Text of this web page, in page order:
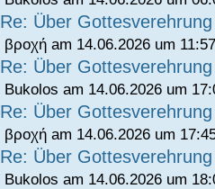
Re: Über Gottesverehrung
βροχή am 14.06.2026 um
Re: Über Gottesverehrung
Bukolos am 14.06.2026 um
Re: Über Gottesverehrung
βροχή am 14.06.2026 um
Re: Über Gottesverehrung
Bukolos am 14.06.2026 um